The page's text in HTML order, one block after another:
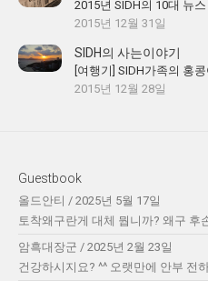
2015년 SIDH의 10대 뉴스
2015년 12월 31일
SIDH의 사는이야기
[여행기] SIDH가족의 홍
2015년 12월 28일
Guestbook
올드안티 / 2025년 5월 17일
토착왜구란게 대체 뭡니까? 왜구 후
암흑대장군 / 2025년 2월 23일
건강하시지요? ^^ 오랫만에 안부 전